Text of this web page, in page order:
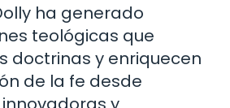
ha generado
teológicas que
doctrinas y enriquecen
de la fe desde